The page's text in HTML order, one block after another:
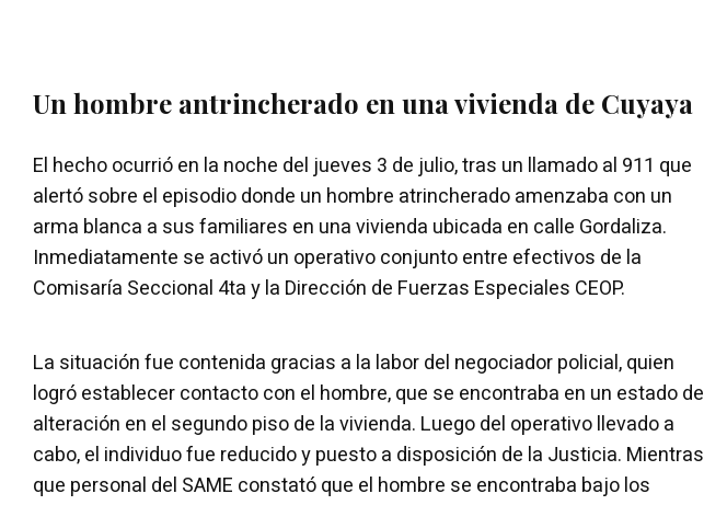
Un hombre antrincherado en una vivienda de Cuyaya
El hecho ocurrió en la noche del jueves 3 de julio, tras un llamado al 911 que
alertó sobre el episodio donde un hombre atrincherado amenzaba con un
arma blanca a sus familiares en una vivienda ubicada en calle Gordaliza.
Inmediatamente se activó un operativo conjunto entre efectivos de la
Comisaría Seccional 4ta y la Dirección de Fuerzas Especiales CEOP.
La situación fue contenida gracias a la labor del negociador policial, quien
logró establecer contacto con el hombre, que se encontraba en un estado de
alteración en el segundo piso de la vivienda. Luego del operativo llevado a
cabo, el individuo fue reducido y puesto a disposición de la Justicia. Mientras
que personal del SAME constató que el hombre se encontraba bajo los